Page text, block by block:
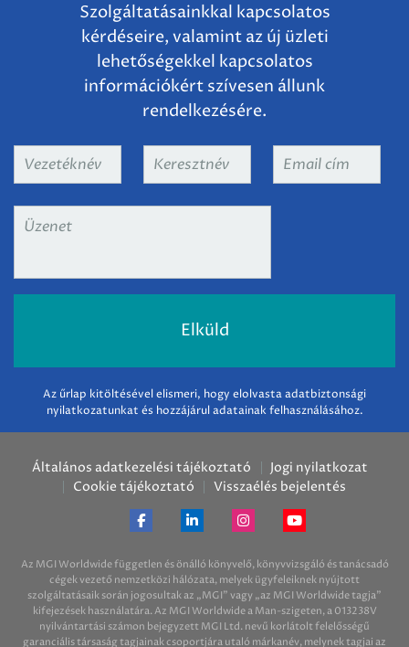
Szolgáltatásainkkal kapcsolatos
kérdéseire, valamint az új üzleti
lehetőségekkel kapcsolatos
információkért szívesen állunk
rendelkezésére.
Vezetéknév Keresztnév
Email
Üzenet
Az űrlap kitöltésével elismeri, hogy elolvasta adatbiztonsági
nyilatkozatunkat és hozzájárul adatainak felhasználásához.
Általános adatkezelési tájékoztató
Jogi nyilatkozat
Cookie tájékoztató
Visszaélés bejelentés
Az MGI Worldwide független és önálló könyvelő, könyvvizsgáló és tanácsadó
cégek vezető nemzetközi hálózata, melyek ügyfeleiknek nyújtott
szolgáltatásaik során jogosultak az „MGI” vagy „az MGI Worldwide tagja”
kifejezések használatára. Az MGI Worldwide a Man-szigeten, a 013238V
nyilvántartási számon bejegyzett MGI Ltd. nevű korlátolt felelősségű
garanciális társaság tagjainak csoportjára utaló márkanév, melynek tagjai az